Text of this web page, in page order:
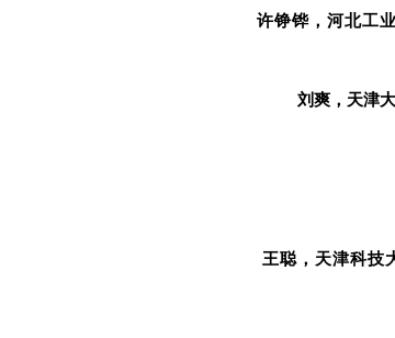
许铮铧，河北工
刘爽，天津
王聪，天津科技